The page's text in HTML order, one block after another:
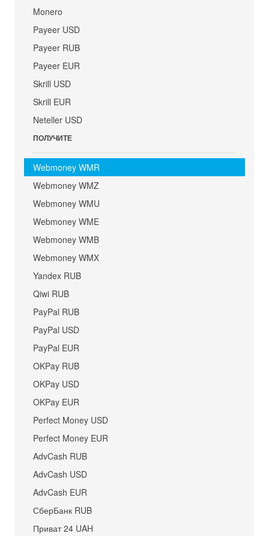
Monero
Payeer USD
Payeer RUB
Payeer EUR
Skrill USD
Skrill EUR
Neteller USD
ПОЛУЧИТЕ
Webmoney WMR
Webmoney WMZ
Webmoney WMU
Webmoney WME
Webmoney WMB
Webmoney WMX
Yandex RUB
Qiwi RUB
PayPal RUB
PayPal USD
PayPal EUR
OKPay RUB
OKPay USD
OKPay EUR
Perfect Money USD
Perfect Money EUR
AdvCash RUB
AdvCash USD
AdvCash EUR
СберБанк RUB
Приват 24 UAH